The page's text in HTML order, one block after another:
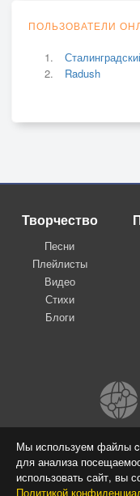
Мы используем файлы
для анализа
использовать сайт, вы
Политикой
ПОЛЬЗОВАТЕЛИ
Radush
Творчество
Песни
Плейлисты
Видео
Стихи
Блоги